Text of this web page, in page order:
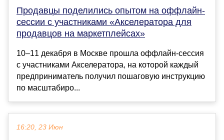
Продавцы поделились опытом на оффлайн-
сессии с участниками «Акселератора для
продавцов на маркетплейсах»
10–11 декабря в Москве прошла оффлайн-сессия
с участниками Акселератора, на которой каждый
предприниматель получил пошаговую инструкцию
по масштабиро...
16:20, 23 Июн